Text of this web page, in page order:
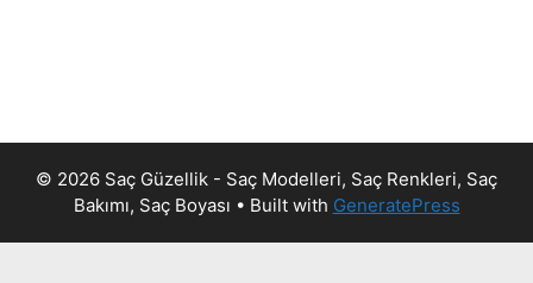
© 2026 Saç Güzellik - Saç Modelleri, Saç Renkleri, Saç
Bakımı, Saç Boyası • Built with GeneratePress